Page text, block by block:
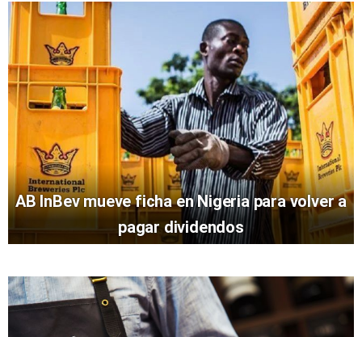
AB InBev mueve ficha en Nigeria para volver a
pagar dividendos